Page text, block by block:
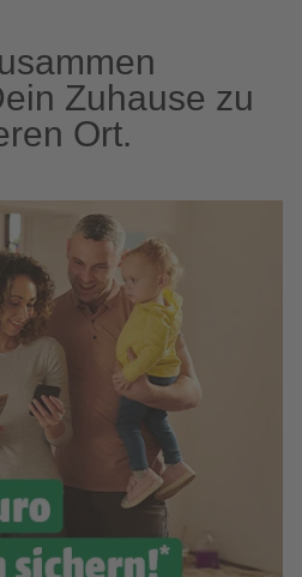
Zuhause zu
Ort.